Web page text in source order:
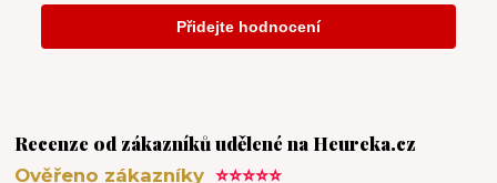
Recenze od zákazníků udělené na Heureka.cz
Ověřeno zákazníky⭐⭐⭐⭐⭐